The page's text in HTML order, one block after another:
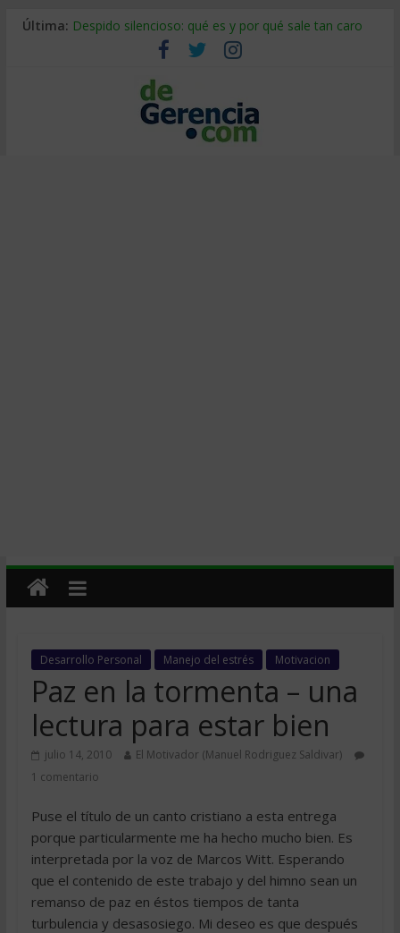
Última: Despido silencioso: qué es y por qué sale tan caro
La economía de Venezuela después del terremoto
Los 8 pasos de Kotter: liderar el cambio sin fracasar
Gestión de proyectos con IA: qué cambia en el oficio
IA y creatividad: cómo evitar que todos piensen igual
Desarrollo Personal Manejo del estrés Motivacion
Paz en la tormenta – una
lectura para estar bien
julio 14, 2010
El Motivador (Manuel Rodriguez Saldivar)
1 comentario
Puse el título de un canto cristiano a esta entrega
porque particularmente me ha hecho mucho bien. Es
interpretada por la voz de Marcos Witt. Esperando
que el contenido de este trabajo y del himno sean un
remanso de paz en éstos tiempos de tanta
turbulencia y desasosiego. Mi deseo es que después